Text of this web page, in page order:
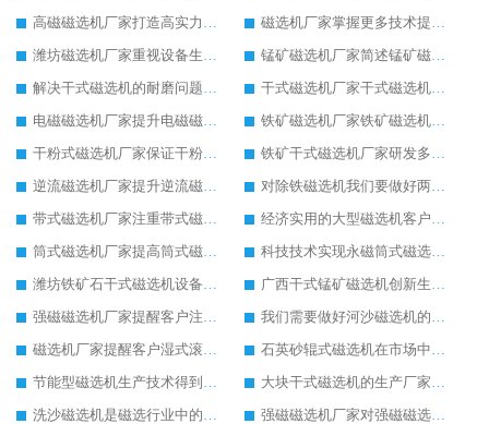
高磁磁选机厂家打造高实力的高磁磁选机设备
磁选机厂家掌握更多技术提升磁选机工作效率
潍坊磁选机厂家重视设备生产品质
锰矿磁选机厂家简述锰矿磁选机的设备优势
解决干式磁选机的耐磨问题，延长寿命有帮助
干式磁选机厂家干式磁选机技术含量高
电磁磁选机厂家提升电磁磁选机在市场中存在的价值
铁矿磁选机厂家铁矿磁选机环保生产意义大
干粉式磁选机厂家保证干粉式磁选机的工作产量
铁矿干式磁选机厂家研发多种铁矿干式磁选机设备
逆流磁选机厂家提升逆流磁选机的尾矿回收效果
对除铁磁选机我们要做好两点保养工作
带式磁选机厂家注重带式磁选机细节生产
经济实用的大型磁选机客户反馈好
筒式磁选机厂家提高筒式磁选机的设备质量
科技技术实现永磁筒式磁选机飞跃发展
潍坊铁矿石干式磁选机设备厂家注重磁选机的质量生产
广西干式锰矿磁选机创新生产促进经济增长
强磁磁选机厂家提醒客户注意强磁磁选机的安全生产
我们需要做好河沙磁选机的每日检查工作
磁选机厂家提醒客户湿式滚筒磁选机并不是贵的好
石英砂辊式磁选机在市场中有稳定的发展局势
节能型磁选机生产技术得到客户认可
大块干式磁选机的生产厂家市场信誉度高
洗沙磁选机是磁选行业中的知名设备
强磁磁选机厂家对强磁磁选机进行质量和技术升级